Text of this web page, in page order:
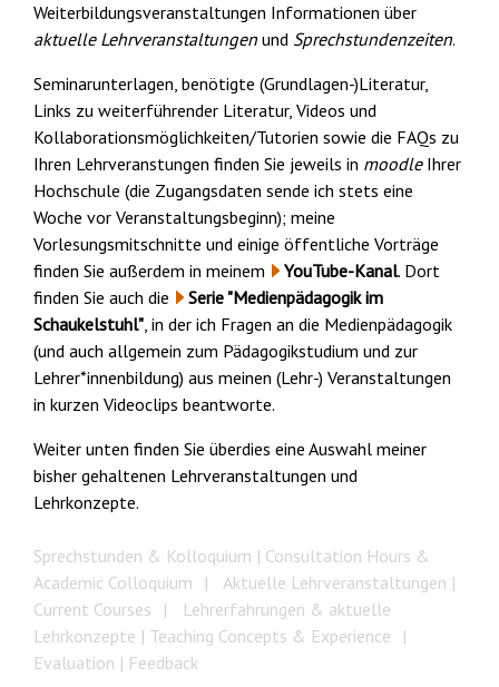
Weiterbildungsveranstaltungen Informationen über
aktuelle Lehrveranstaltungen und Sprechstundenzeiten.
Seminarunterlagen, benötigte (Grundlagen-)Literatur,
Links zu weiterführender Literatur, Videos und
Kollaborationsmöglichkeiten/Tutorien sowie die FAQs zu
Ihren Lehrveranstungen finden Sie jeweils in moodleIhrer
Hochschule (die Zugangsdaten sende ich stets eine
Woche vor Veranstaltungsbeginn); meine
Vorlesungsmitschnitte und einige öffentliche Vorträge
finden Sie außerdem in meinem
YouTube-Kanal. Dort
finden Sie auch die
Serie "Medienpädagogik im
Schaukelstuhl", in der ich Fragen an die Medienpädagogik
(und auch allgemein zum Pädagogikstudium und zur
Lehrer*innenbildung) aus meinen (Lehr-) Veranstaltungen
in kurzen Videoclips beantworte.
Weiter unten finden Sie überdies eine Auswahl meiner
bisher gehaltenen Lehrveranstaltungen und
Lehrkonzepte.
Sprechstunden & Kolloquium | Consultation Hours &
Academic Colloquium
Aktuelle Lehrveranstaltungen |
Current Courses
Lehrerfahrungen & aktuelle
Lehrkonzepte | Teaching Concepts & Experience
Evaluation | Feedback